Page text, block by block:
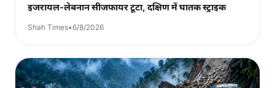
इजरायल-लेबनान सीजफायर टूटा, दक्षिण में घातक स्ट्राइक
Shah Times•6/8/2026